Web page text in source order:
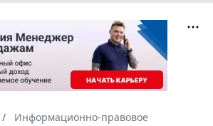
Информационно-правовое